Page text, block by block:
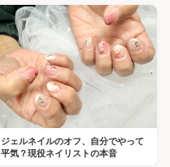
ジェルネイルのオフ、自分でやって
平気？現役ネイリストの本音